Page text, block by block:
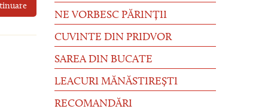
NE VORBESC PĂRINȚII
CUVINTE DIN PRIDVOR
SAREA DIN BUCATE
LEACURI MĂNĂSTIREȘTI
RECOMANDĂRI